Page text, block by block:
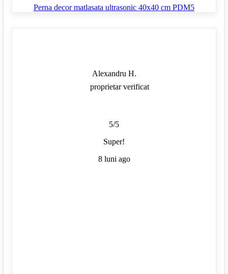
Perna decor matlasata ultrasonic 40x40 cm PDM5
Alexandru H.
proprietar verificat
5/5
Super!
8 luni ago